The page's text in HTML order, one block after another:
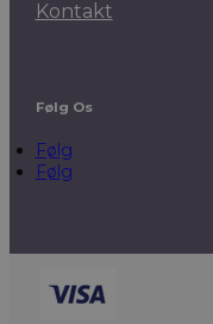
Kontakt
Følg Os
Følg
Følg